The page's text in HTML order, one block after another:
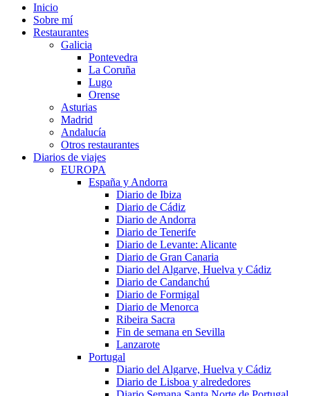
Inicio
Sobre mí
Restaurantes
Galicia
Pontevedra
La Coruña
Lugo
Orense
Asturias
Madrid
Andalucía
Otros restaurantes
Diarios de viajes
EUROPA
España y Andorra
Diario de Ibiza
Diario de Cádiz
Diario de Andorra
Diario de Tenerife
Diario de Levante: Alicante
Diario de Gran Canaria
Diario del Algarve, Huelva y Cádiz
Diario de Candanchú
Diario de Formigal
Diario de Menorca
Ribeira Sacra
Fin de semana en Sevilla
Lanzarote
Portugal
Diario del Algarve, Huelva y Cádiz
Diario de Lisboa y alrededores